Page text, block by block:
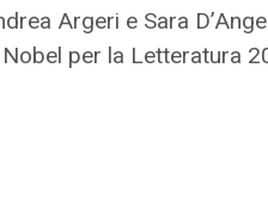
Argeri e Sara
per la Letteratura